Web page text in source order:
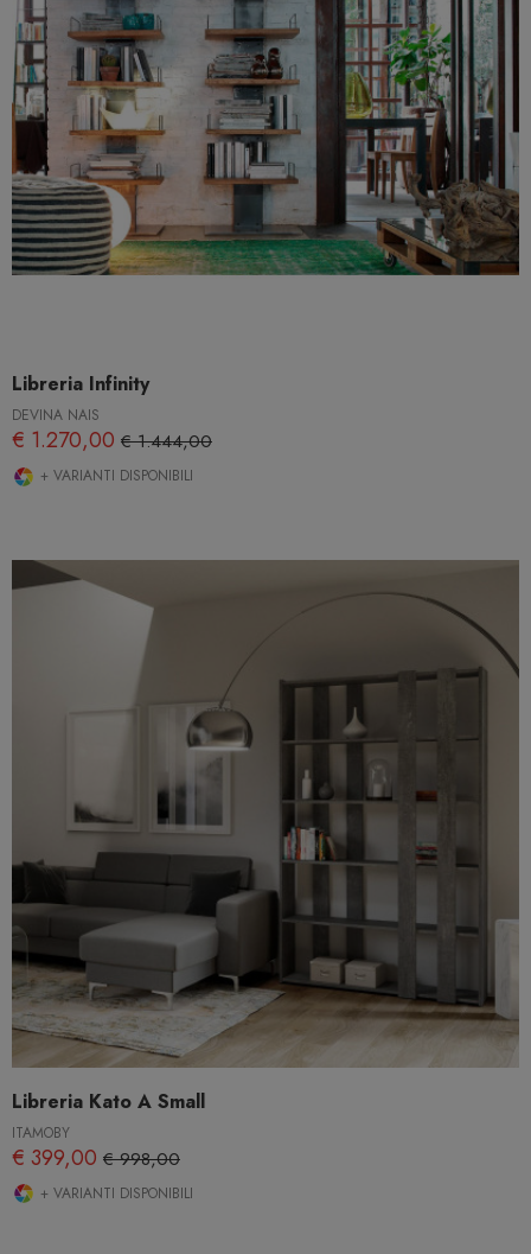
Libreria Infinity
DEVINA NAIS
€ 1.270,00 € 1.444,00
+ VARIANTI DISPONIBILI
Libreria Kato A Small
ITAMOBY
€ 399,00 € 998,00
+ VARIANTI DISPONIBILI